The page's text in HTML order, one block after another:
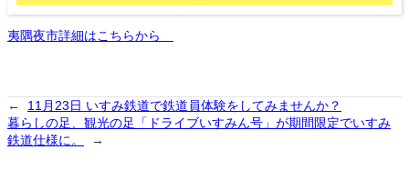
夷隅夜市詳細はこちらから
←
11月23日 いすみ鉄道で鉄道員体験をしてみませんか？
暮らしの足、観光の足「ドライブいすみん号」が期間限定でいすみ
鉄道仕様に。
→